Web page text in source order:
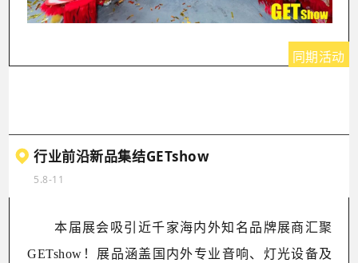
同期活动
行业前沿新品集结GETshow
5.8-11
本届展会吸引近千家海内外知名品牌展商汇聚
GETshow！ 展品涵盖 国内外专业音响、灯光设备及